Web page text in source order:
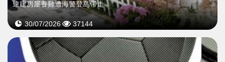
違建房屋養雞遭海警登島帶走
30/07/2026 37144